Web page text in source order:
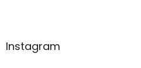
Instagram